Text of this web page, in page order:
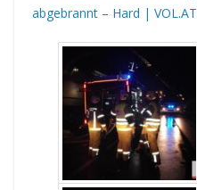
abgebrannt – Hard | VOL.AT